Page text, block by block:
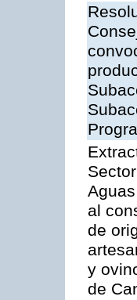
al
de
y
de